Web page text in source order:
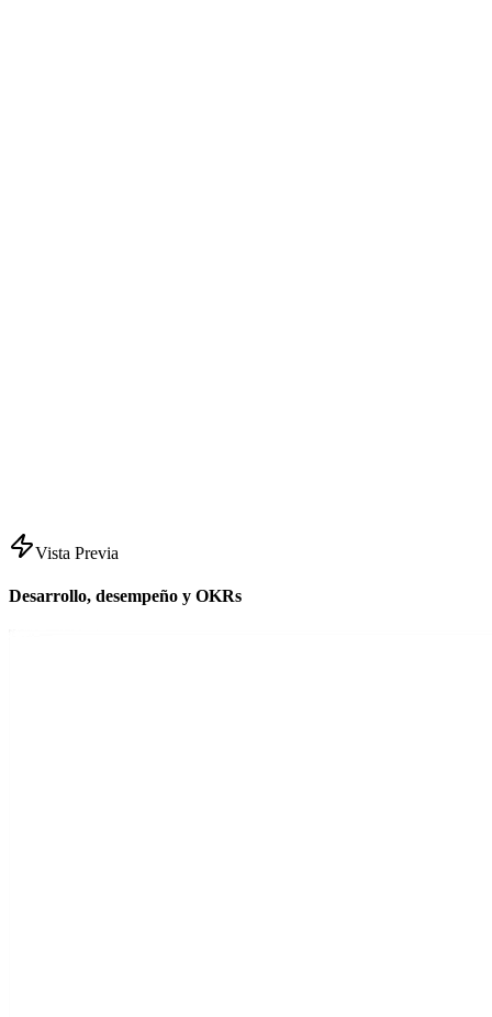
Vista Previa
Desarrollo, desempeño y OKRs